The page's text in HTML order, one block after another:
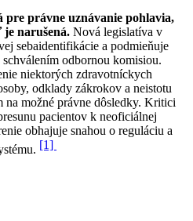
právne uznávanie pohlavia,
narušená. Nová legislatíva v
sebaidentifikácie a podmieňuje
odbornou komisiou.
niektorých zdravotníckych
odklady zákrokov a neistotu
možné právne dôsledky. Kritici
pacientov k neoficiálnej
obhajuje snahou o reguláciu a
[1]